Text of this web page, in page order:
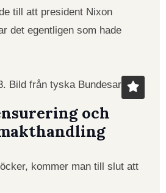
till att president Nixon
det egentligen som hade
och
kommer man till slut att